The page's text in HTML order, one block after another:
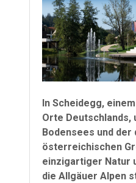
In Scheidegg,
Orte Deutschlands,
Bodensees und der
österreichischen
einzigartiger Natur
die Allgäuer Alpen